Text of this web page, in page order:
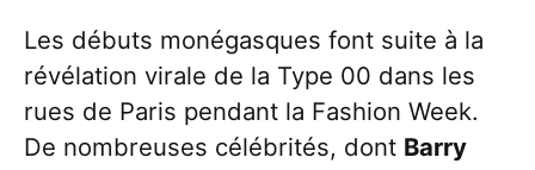
Les débuts monégasques font suite à la
révélation virale de la Type 00 dans les
rues de Paris pendant la Fashion Week.
De nombreuses célébrités, dont Barry